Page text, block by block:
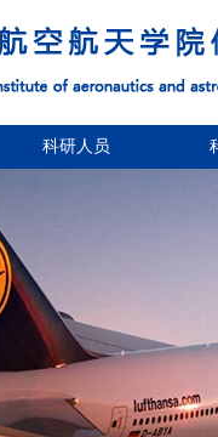
科研人员